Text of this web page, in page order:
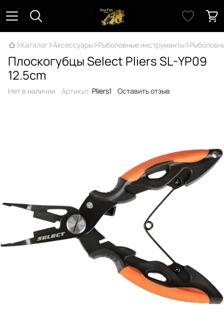
Каталог Аксессуары Рыболовные инструменты
Плоскогубцы Select Pliers SL-YP09
12.5cm
Нет в наличии Артикул: Pliers1 Оставить отзыв